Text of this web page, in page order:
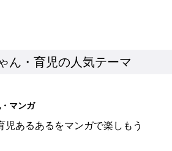
ん・育児の人気テーマ
マンガ
児あるあるをマンガで楽しもう